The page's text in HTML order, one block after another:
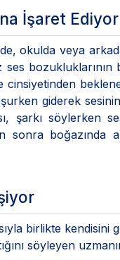
İşaret Ediyor
okulda veya
bozukluklarının
giderek
şarkı söylerken
sonra boğazında
birlikte kendisini
söyleyen